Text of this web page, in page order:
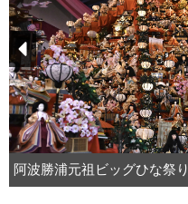
阿波勝浦元祖ビッグひな祭り
Prev